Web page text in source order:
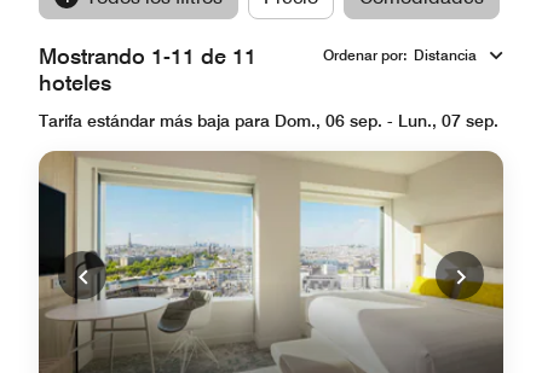
Mostrando 1-11 de 11
hoteles
Ordenar por: Distancia
Tarifa estándar más baja para Dom., 06 sep. - Lun., 07 sep.